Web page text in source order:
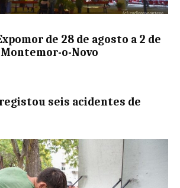
de 28 de agosto a 2 de
o-Novo
registou seis acidentes de